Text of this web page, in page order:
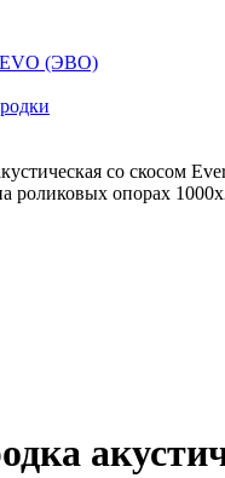
EVO (ЭВО)
со скосом
роликовых опорах